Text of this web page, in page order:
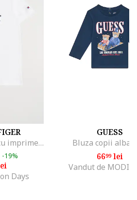
Tricou din bumbac cu imprimeu logo, Alb
-19%
Days
GUESS
Bluza copii
6699lei
Vandut de